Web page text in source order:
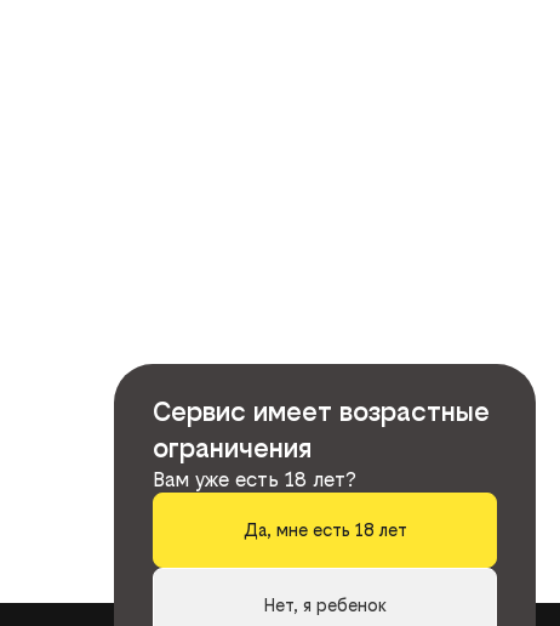
Сервис имеет возрастные
ограничения
Вам уже есть 18 лет?
Да, мне есть 18 лет
Нет, я ребенок